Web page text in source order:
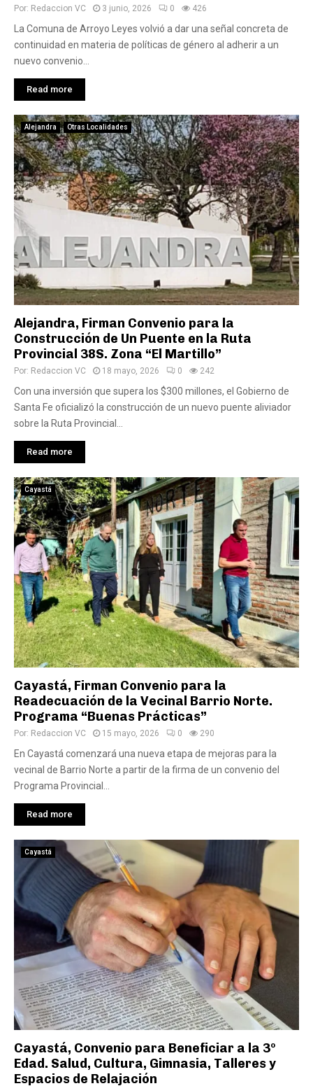
Por: Redaccion VC 3 junio, 2026 0 426
La Comuna de Arroyo Leyes volvió a dar una señal concreta de
continuidad en materia de políticas de género al adherir a un
nuevo convenio...
Read more
Alejandra Otras Localidades
Alejandra, Firman Convenio para la
Construcción de Un Puente en la Ruta
Provincial 38S. Zona “El Martillo”
Por: Redaccion VC 18 mayo, 2026 0 242
Con una inversión que supera los $300 millones, el Gobierno de
Santa Fe oficializó la construcción de un nuevo puente aliviador
sobre la Ruta Provincial...
Read more
Cayastá
Cayastá, Firman Convenio para la
Readecuación de la Vecinal Barrio Norte.
Programa “Buenas Prácticas”
Por: Redaccion VC 15 mayo, 2026 0 290
En Cayastá comenzará una nueva etapa de mejoras para la
vecinal de Barrio Norte a partir de la firma de un convenio del
Programa Provincial...
Read more
Cayastá
Cayastá, Convenio para Beneficiar a la 3º
Edad. Salud, Cultura, Gimnasia, Talleres y
Espacios de Relajación